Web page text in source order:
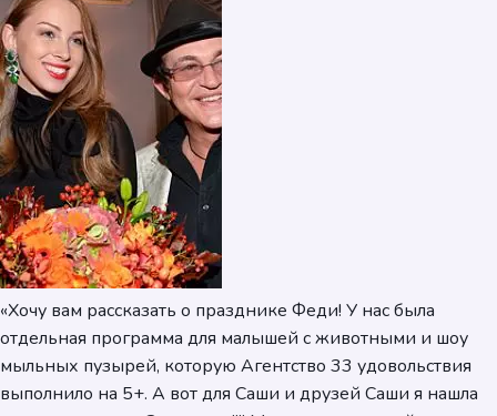
«Хочу вам рассказать о празднике Феди! У нас была
отдельная программа для малышей с животными и шоу
мыльных пузырей, которую Агентство 33 удовольствия
выполнило на 5+. А вот для Саши и друзей Саши я нашла